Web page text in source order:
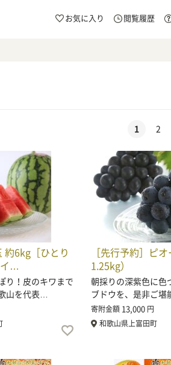
お気に入り 閲覧履歴
1 2
約6kg［ひとり
イ…
り！皮のキワまで
山を代表…
［先行予約］ピ
1.25kg）
朝採りの深紫色に色
ブドウを、是非ご
寄附金額 13,000 円
和歌山県上富田町